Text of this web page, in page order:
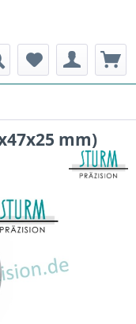
mm)